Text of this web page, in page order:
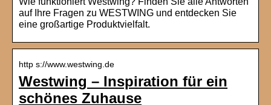
auf Ihre Fragen zu WESTWING und entdecken Sie
eine großartige Produktvielfalt.
http s://www.westwing.de
Westwing – Inspiration für ein
schönes Zuhause